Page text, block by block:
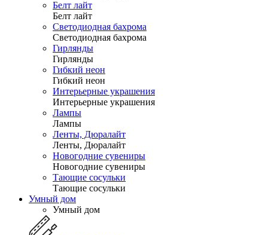
Белт лайт
Белт лайт
Светодиодная бахрома
Светодиодная бахрома
Гирлянды
Гирлянды
Гибкий неон
Гибкий неон
Интерьерные украшения
Интерьерные украшения
Лампы
Лампы
Ленты, Дюралайт
Ленты, Дюралайт
Новогодние сувениры
Новогодние сувениры
Тающие сосульки
Тающие сосульки
Умный дом
Умный дом